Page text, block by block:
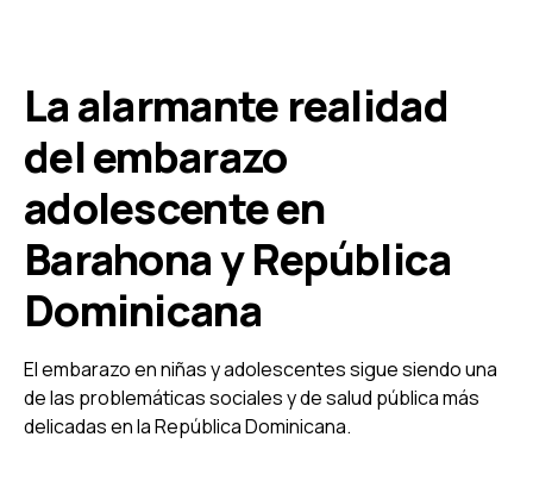
La alarmante realidad
del embarazo
adolescente en
Barahona y República
Dominicana
El embarazo en niñas y adolescentes sigue siendo una
de las problemáticas sociales y de salud pública más
delicadas en la República Dominicana.